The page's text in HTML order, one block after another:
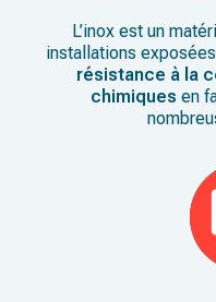
L’inox est un
installations
résistance à la
chimiques en